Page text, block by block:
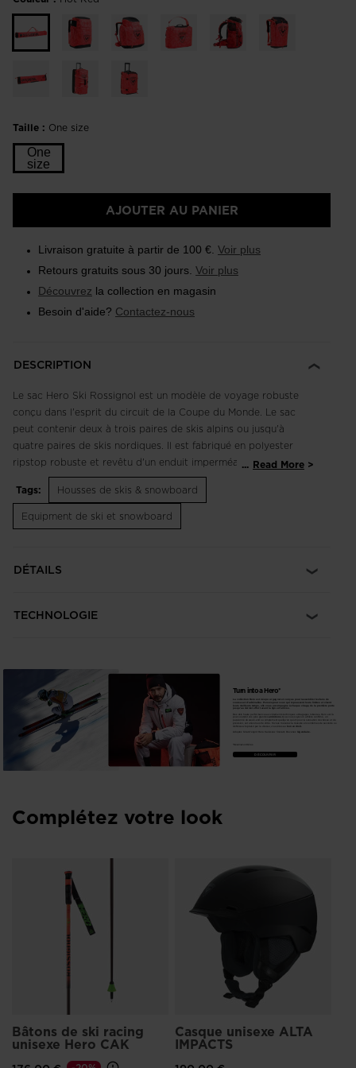
Taille : One size
One
size
AJOUTER AU PANIER
Livraison gratuite à partir de 100 €. Voir plus
Retours gratuits sous 30 jours. Voir plus
Découvrez la collection en magasin
Besoin d'aide? Contactez-nous
DESCRIPTION
Le sac Hero Ski Rossignol est un modèle de voyage robuste
conçu dans l'esprit du circuit de la Coupe du Monde. Le sac
peut contenir deux à trois paires de skis alpins ou jusqu'à
quatre paires de skis nordiques. Il est fabriqué en polyester
ripstop robuste et revêtu d'un enduit imperméable pour
garder votre équipement au sec quelle que soit la météo. Les
sangles de compression permettent de sécuriser la charge. La
fermeture zippée sur toute la longueur facilite l'accès aux skis.
Il convient aux skis jusqu'à 220 cm de long.
Durabilité robuste
... Read More
Tags:
Housses de skis & snowboard
Equipment de ski et snowboard
DÉTAILS
TECHNOLOGIE
La collection Hero est née pour gagner et conçue pour rassembler les fans de
courses et d'adrénaline. Pensée pour ceux qui repoussent leurs limites et visent
leurs meilleurs temps, elle vous accompagne à chaque virage, de la première porte
jusqu’au dernier effort avant la ligne d’arrivée.
Des skis haute performance aux vêtements techniques et bagages robustes, Hero est là
passionné du week-end ou simplement quelqu’un qui vit pour la sensation de vitesse et de
précision, cet univers est le vôtre. Si vous mesurez la réussite en centièmes de seconde ou
bon endroit.
Adoptez l’état d’esprit Hero. Saisissez l’instant. Devenez
légendaire.
Turn into a Hero*
DÉCOUVRIR
Complétez votre look
Bâtons de ski racing
unisexe Hero CAK
Casque unisexe ALTA
IMPACTS